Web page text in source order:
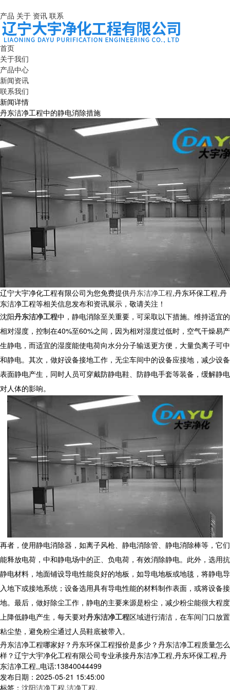
产品 关于 资讯 联系
首页
关于我们
产品中心
新闻资讯
联系我们
新闻详情
丹东洁净工程中的静电消除措施
辽宁大宇净化工程有限公司为您免费提供丹东洁净工程,丹东环保工程,丹
东洁净工程等相关信息发布和资讯展示，敬请关注！
沈阳丹东洁净工程中，静电消除至关重要，可采取以下措施。维持适宜的
相对湿度，控制在40%至60%之间，因为相对湿度过低时，空气干燥易产
生静电，而适宜的湿度能使电荷向水分分子输送更方便，大量负离子可中
和静电。其次，做好设备接地工作，无尘车间中的设备应接地，减少设备
表面静电产生，同时人员可穿戴防静电鞋、防静电手套等装备，缓解静电
对人体的影响。
再者，使用静电消除器，如离子风枪、静电消除管、静电消除棒等，它们
能释放电荷，中和静电场中的正、负电荷，有效消除静电。此外，选用抗
静电材料，地面铺设导电性能良好的地板，如导电地板或地毯，将静电导
入地下或接地系统；设备选用具有导电性能的材料制作表面，或将设备接
地。最后，做好除尘工作，静电的主要来源是粉尘，减少粉尘能很大程度
上降低静电产生，每天要对丹东洁净工程区域进行清洁，在车间门口放置
粘尘垫，避免粉尘通过人员鞋底被带入。
丹东洁净工程哪家好？丹东环保工程报价是多少？丹东洁净工程质量怎么
样？辽宁大宇净化工程有限公司专业承接丹东洁净工程,丹东环保工程,丹
东洁净工程,,电话:13840044499
发布日期：2025-05-21 15:45:00
标签： 沈阳洁净工程,洁净工程,